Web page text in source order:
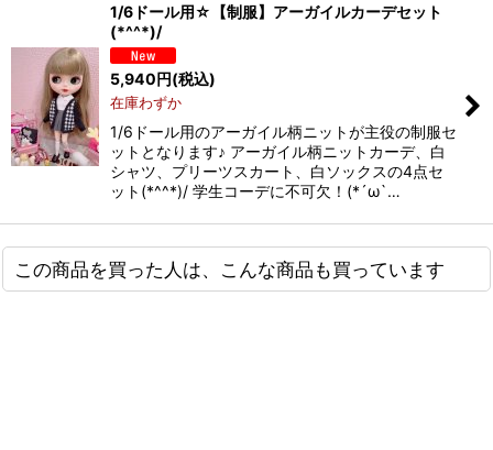
1/6ドール用☆【制服】アーガイルカーデセット
(*^^*)/
5,940円(税込)
在庫わずか
1/6ドール用のアーガイル柄ニットが主役の制服セ
ットとなります♪ アーガイル柄ニットカーデ、白
シャツ、プリーツスカート、白ソックスの4点セ
ット(*^^*)/ 学生コーデに不可欠！(*´ω`…
この商品を買った人は、こんな商品も買っています